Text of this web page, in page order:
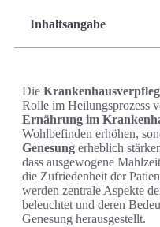
Inhaltsangabe
Die
Rolle im Heilungsprozess
Ernährung im
Wohlbefinden erhöhen,
Genesung erheblich
dass ausgewogene
die Zufriedenheit der
werden zentrale Aspekte
beleuchtet und deren
Genesung herausgestellt.